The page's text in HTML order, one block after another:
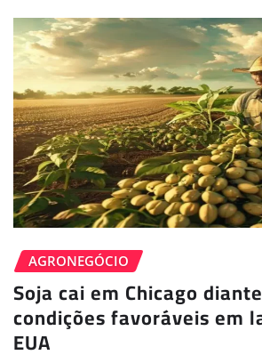
AGRONEGÓCIO
Soja cai em Chicago
condições favoráveis em
EUA